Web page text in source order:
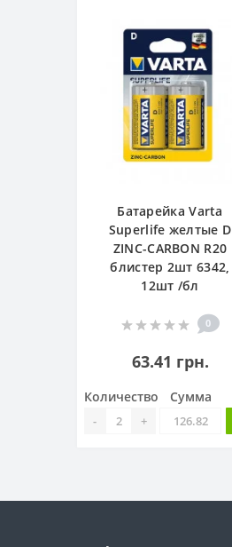
Батарейка Varta
Superlife желтые D
ZINC-CARBON R20
блистер 2шт 6342,
12шт /бл
0
63.41 грн.
Количество
- +
Сумма